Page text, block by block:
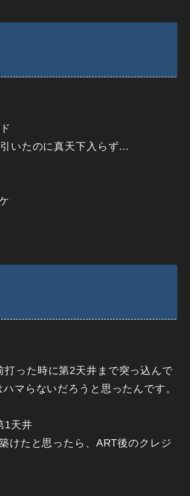
いたのに真天下入らず…
った時に第2天井まで突っ込んで
マらないだろうと思ったんです。
1天井
けたと思ったら、ART後のクレジ